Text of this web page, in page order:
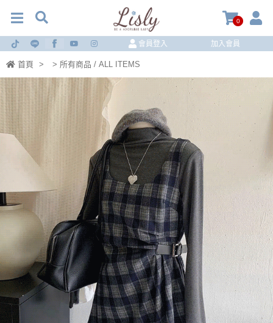
0
會員登入 加入會員
首頁 > > 所有商品 / ALL ITEMS